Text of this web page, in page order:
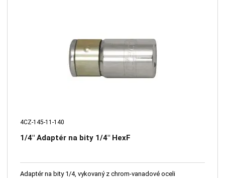
4CZ-145-11-140
1/4" Adaptér na bity 1/4" HexF
Adaptér na bity 1/4, vykovaný z chrom-vanadové oceli